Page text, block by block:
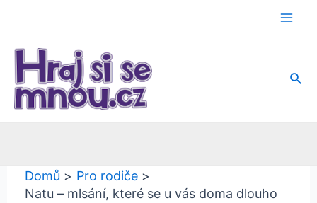
obsah
Domů
Pro rodiče
Natu – mlsání, které se u vás doma dlouho